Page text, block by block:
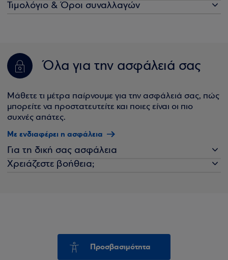
Τιμολόγιο & Όροι συναλλαγών
Όλα για την ασφάλειά σας
Μάθετε τι μέτρα παίρνουμε για την ασφάλειά σας, πώς
μπορείτε να προστατευτείτε και ποιες είναι οι πιο
συχνές απάτες.
Με ενδιαφέρει η ασφάλεια
Για τη δική σας ασφάλεια
Χρειάζεστε βοήθεια;
Προσβασιμότητα